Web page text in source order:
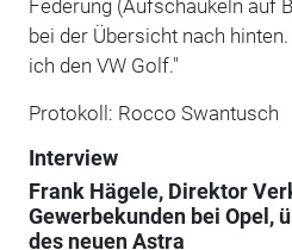
Federung (Aufschaukeln auf
bei der Übersicht nach
ich den VW Golf."
Protokoll: Rocco Swantusch
Interview
Frank Hägele, Direktor
Gewerbekunden bei Opel,
des neuen Astra